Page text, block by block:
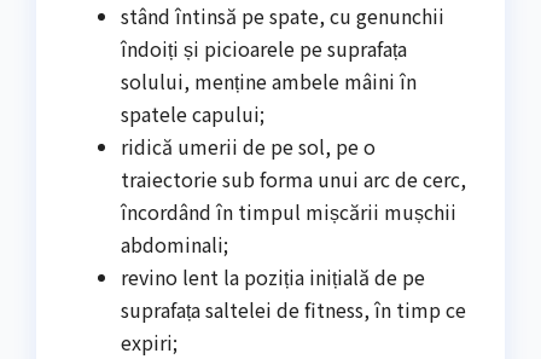
stând întinsă pe spate, cu genunchii
îndoiți și picioarele pe suprafața
solului, menține ambele mâini în
spatele capului;
ridică umerii de pe sol, pe o
traiectorie sub forma unui arc de cerc,
încordând în timpul mișcării mușchii
abdominali;
revino lent la poziția inițială de pe
suprafața saltelei de fitness, în timp ce
expiri;